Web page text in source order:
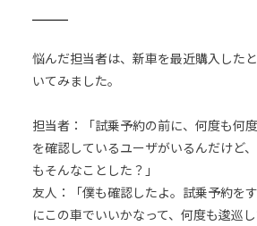
悩んだ担当者は、新車を最近購入した
いてみました。
担当者：「試乗予約の前に、何度も何
を確認しているユーザがいるんだけど
もそんなことした？」
友人：「僕も確認したよ。試乗予約を
にこの車でいいかなって、何度も逡巡